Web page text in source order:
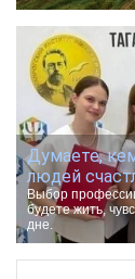
Думаете,
людей
Выбор
будете жить,
дне.